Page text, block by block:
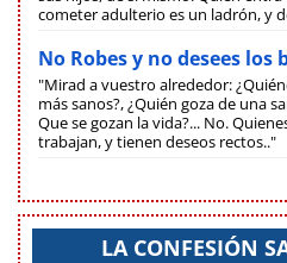
cometer adulterio es un ladrón, y
No Robes y no desees los
"Mirad a vuestro alrededor:
más sanos?, ¿Quién goza de una
Que se gozan la vida?... No.
trabajan, y tienen deseos rectos.."
LA CONFESIÓN